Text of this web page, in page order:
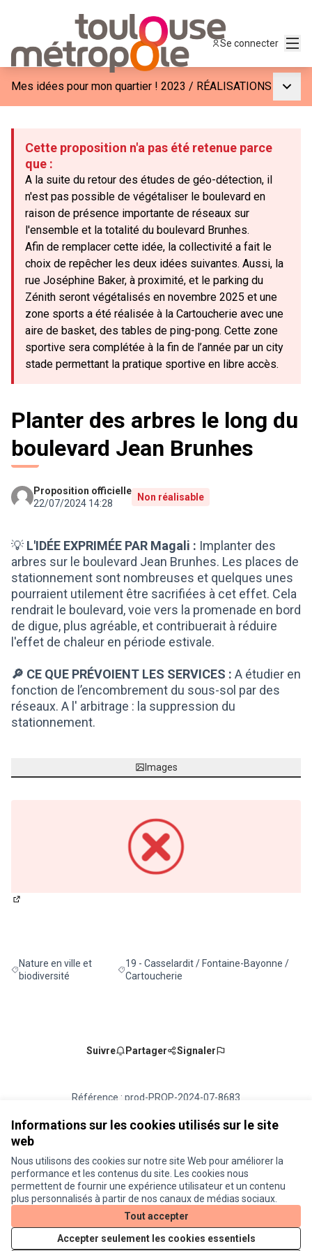
Informations sur les cookies utilisés sur le site
web
Nous utilisons des cookies sur notre site Web pour améliorer la
performance et les contenus du site. Les cookies nous
permettent de fournir une expérience utilisateur et un contenu
plus personnalisés à partir de nos canaux de médias sociaux.
Tout accepter
Accepter seulement les cookies essentiels
Se connecter
Mes idées pour mon quartier ! 2023 / RÉALISATIONS
Cette proposition n'a pas été retenue parce
que :
A la suite du retour des études de géo-détection, il
n'est pas possible de végétaliser le boulevard en
raison de présence importante de réseaux sur
l'ensemble et la totalité du boulevard Brunhes.
Afin de remplacer cette idée, la collectivité a fait le
choix de repêcher les deux idées suivantes. Aussi, la
rue Joséphine Baker, à proximité, et le parking du
Zénith seront végétalisés en novembre 2025 et une
zone sports a été réalisée à la Cartoucherie avec une
aire de basket, des tables de ping-pong. Cette zone
sportive sera complétée à la fin de l’année par un city
stade permettant la pratique sportive en libre accès.
Planter des arbres le long du
boulevard Jean Brunhes
Proposition officielle
22/07/2024 14:28
Non réalisable
💡 L'IDÉE EXPRIMÉE PAR Magali : Implanter des
arbres sur le boulevard Jean Brunhes. Les places de
stationnement sont nombreuses et quelques unes
pourraient utilement être sacrifiées à cet effet. Cela
rendrait le boulevard, voie vers la promenade en bord
de digue, plus agréable, et contribuerait à réduire
l'effet de chaleur en période estivale.
🔎 CE QUE PRÉVOIENT LES SERVICES : A étudier en
fonction de l’encombrement du sous-sol par des
réseaux. A l' arbitrage : la suppression du
stationnement.
Images
Filtrer les résultats de la catégorie : Nature en ville et biodiversité
Nature en ville et
biodiversité
Filtrer les résultats pour le secteur : 19 -
19 - Casselardit / Fontaine-Bayonne /
Cartoucherie
Suivre Partager Signaler
Référence : prod-PROP-2024-07-8683
Vérifiez l'empreinte numérique
Conditions d'utilisation
Paramètres des cookies
Je participe ! sur X
(Lien externe)
Je participe ! sur Facebook
Je participe ! sur Instagram